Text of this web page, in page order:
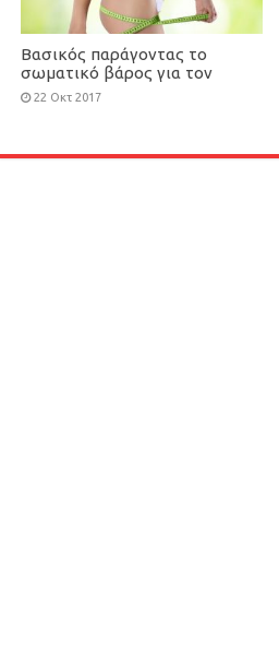
Βασικός παράγοντας το
σωματικό βάρος για τον
έλεγχο της πίεσης
22 Οκτ 2017